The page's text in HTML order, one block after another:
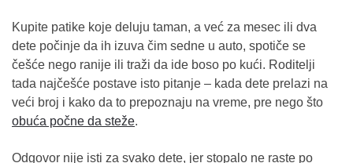
Kupite patike koje deluju taman, a već za mesec ili dva
dete počinje da ih izuva čim sedne u auto, spotiče se
češće nego ranije ili traži da ide boso po kući. Roditelji
tada najčešće postave isto pitanje – kada dete prelazi na
veći broj i kako da to prepoznaju na vreme, pre nego što
obuća počne da steže.
Odgovor nije isti za svako dete, jer stopalo ne raste po